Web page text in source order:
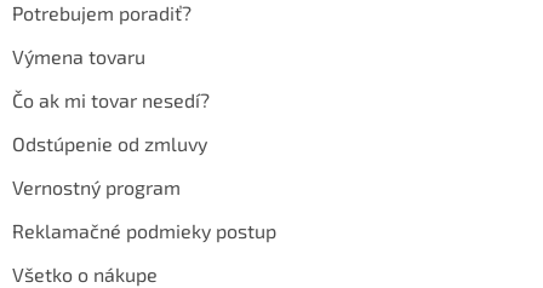
Potrebujem poradiť?
Výmena tovaru
Čo ak mi tovar nesedí?
Odstúpenie od zmluvy
Vernostný program
Reklamačné podmieky postup
Všetko o nákupe